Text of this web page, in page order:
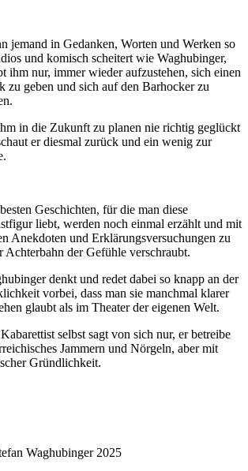
jemand in Gedanken, Worten und Werken so
und komisch scheitert wie Waghubinger,
ihm nur, immer wieder aufzustehen, sich einen
zu geben und sich auf den Barhocker zu
in die Zukunft zu planen nie richtig geglückt
er diesmal zurück und ein wenig zur
Geschichten, für die man diese
liebt, werden noch einmal erzählt und mit
Anek­doten und Erklärungsversuchungen zu
Achterbahn der Gefühle verschraubt.
denkt und redet dabei so knapp an der
vorbei, dass man sie manchmal klarer
glaubt als im Theater der eigenen Welt.
selbst sagt von sich nur, er betreibe
Jammern und Nörgeln, aber mit
Gründlichkeit.